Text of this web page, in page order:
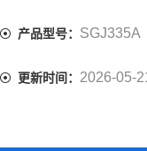
产品型号： SGJ335A
更新时间： 2026-05-